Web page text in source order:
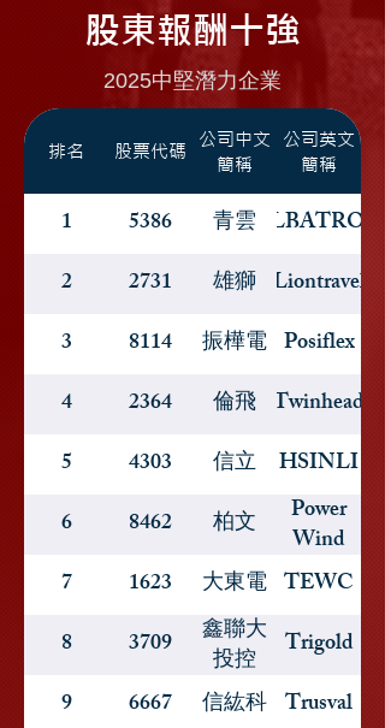
股東報酬十強
2025中堅潛力企業
排名 股票代碼
公司中文
簡稱
公司英文
簡稱
1 5386 青雲 ALBATRON
2
2731 雄獅 Liontravel
3
8114 振樺電 Posiflex
4
2364 倫飛 Twinhead
5
4303 信立 HSINLI
6
8462 柏文 Power
Wind
7
1623 大東電 TEWC
8
3709 鑫聯大
投控
Trigold
9
6667 信紘科 Trusval